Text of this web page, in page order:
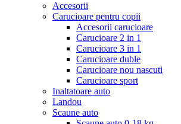
Accesorii
Carucioare pentru copii
Accesorii carucioare
Carucioare 2 in 1
Carucioare 3 in 1
Carucioare duble
Carucioare nou nascuti
Carucioare sport
Inaltatoare auto
Landou
Scaune auto